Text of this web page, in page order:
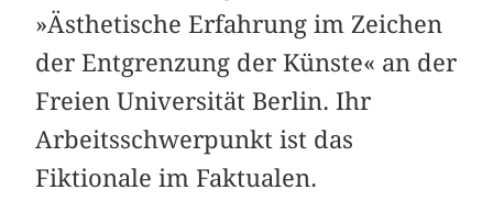
»Ästhetische Erfahrung im Zeichen
der Entgrenzung der Künste« an der
Freien Universität Berlin. Ihr
Arbeitsschwerpunkt ist das
Fiktionale im Faktualen.